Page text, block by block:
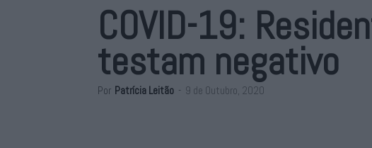
COVID-19:
testam negativo
Por Patrícia Leitão - 9 de Outubro, 2020